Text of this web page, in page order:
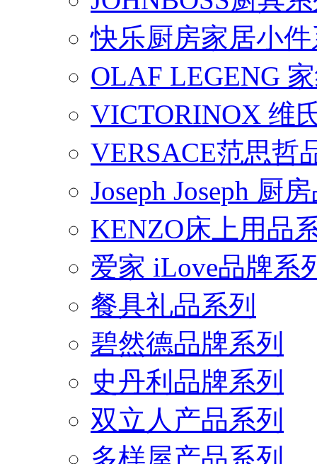
快乐厨房家居小
OLAF LEGENG
VICTORINOX 维
VERSACE范思哲
Joseph Joseph 厨
KENZO床上用品
爱家 iLove品牌系
餐具礼品系列
碧然德品牌系列
史丹利品牌系列
双立人产品系列